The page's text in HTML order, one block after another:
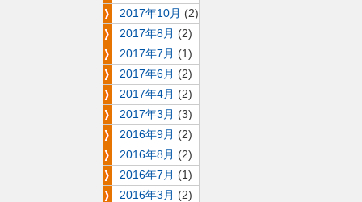
2017年10月 (2)
2017年8月 (2)
2017年7月 (1)
2017年6月 (2)
2017年4月 (2)
2017年3月 (3)
2016年9月 (2)
2016年8月 (2)
2016年7月 (1)
2016年3月 (2)